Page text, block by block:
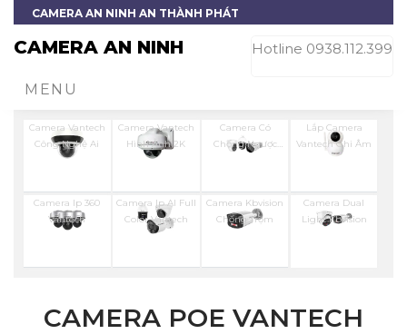
CAMERA AN NINH AN THÀNH PHÁT
CAMERA AN NINH Hotline 0938.112.399
MENU
Camera Vantech
Công Nghệ Ai
Camera Vantech
Hình Ảnh 2K
Camera Có
Chống Ngược
Lắp Camera
Vantech Ghi Âm
Camera Ip 360
Vantech
Camera Ip AI Full
Color Vantech
Camera Kbvision
Chống Trộm
Camera Dual
Light Kbvision
CAMERA POE VANTECH